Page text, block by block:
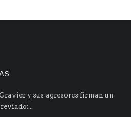
y sus agresores firman un